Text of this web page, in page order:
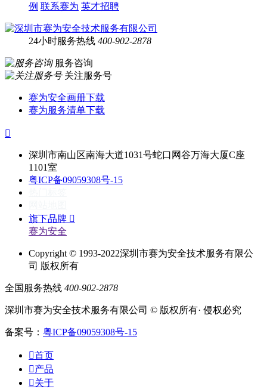
例 联系赛为 英才招聘
24小时服务热线 400-902-2878
服务咨询
关注服务号
赛为安全画册下载
赛为服务清单下载

深圳市南山区南海大道1031号蛇口网谷万海大厦C座
1101室
粤ICP备09059308号-15
旗下品牌 
赛为安全
Copyright © 1993-2022深圳市赛为安全技术服务有限公
司 版权所有
全国服务热线 400-902-2878
深圳市赛为安全技术服务有限公司 © 版权所有· 侵权必究
备案号： 粤ICP备09059308号-15
首页
产品
关于